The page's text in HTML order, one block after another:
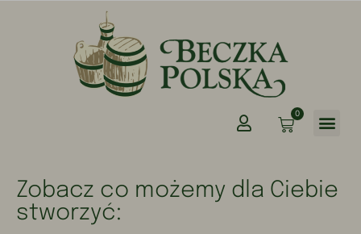
0
Zobacz co możemy dla Ciebie
stworzyć: